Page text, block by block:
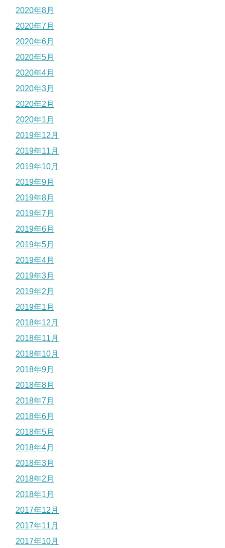
2020年8月
2020年7月
2020年6月
2020年5月
2020年4月
2020年3月
2020年2月
2020年1月
2019年12月
2019年11月
2019年10月
2019年9月
2019年8月
2019年7月
2019年6月
2019年5月
2019年4月
2019年3月
2019年2月
2019年1月
2018年12月
2018年11月
2018年10月
2018年9月
2018年8月
2018年7月
2018年6月
2018年5月
2018年4月
2018年3月
2018年2月
2018年1月
2017年12月
2017年11月
2017年10月